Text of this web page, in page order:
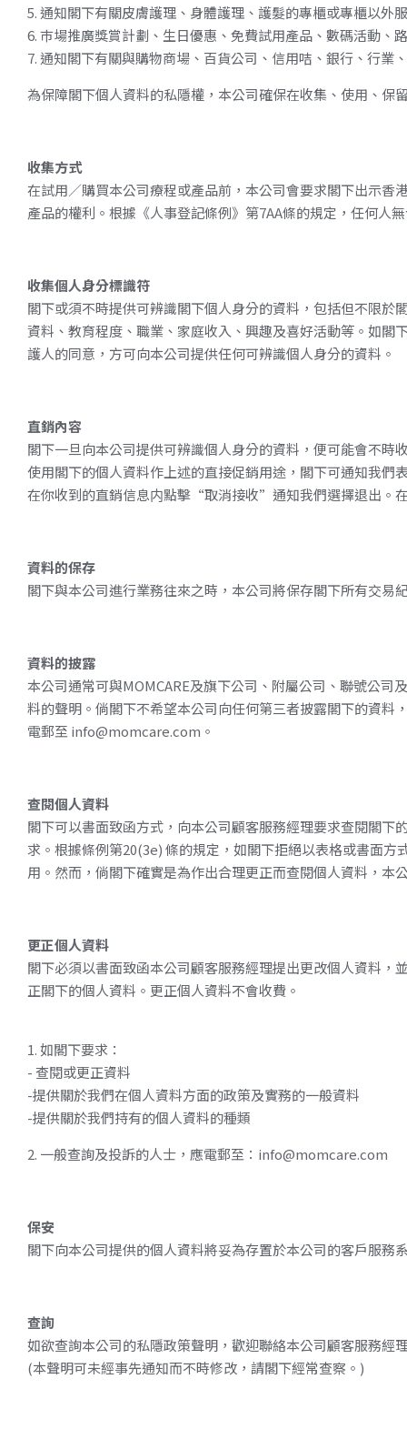
5. 通知閣下有關皮膚護理、身體護理、護髮的專櫃或專櫃以外
6. 巿場推廣獎賞計劃、生日優惠、免費試用產品、數碼活動、
7. 通知閣下有關與購物商場、百貨公司、信用咭、銀行、行
為保障閣下個人資料的私隱權，本公司確保在收集、使用、
收集方式
在試用／購買本公司療程或產品前，本公司會要求閣下出示
產品的權利。根據《人事登記條例》第7AA條的規定，任何人
收集個人身分標識符
閣下或須不時提供可辨識閣下個人身分的資料，包括但不限
資料、教育程度、職業、家庭收入、興趣及喜好活動等。如
護人的同意，方可向本公司提供任何可辨識個人身分的資料。
直銷內容
閣下一旦向本公司提供可辨識個人身分的資料，便可能會不
使用閣下的個人資料作上述的直接促銷用途，閣下可通知我們
在你收到的直銷信息内點擊 “取消接收” 通知我們選擇退出。
資料的保存
閣下與本公司進行業務往來之時，本公司將保存閣下所有交
資料的披露
本公司通常可與MOMCARE及旗下公司、附屬公司、聯號公司
料的聲明。倘閣下不希望本公司向任何第三者披露閣下的資
電郵至 info@momcare.com。
查閱個人資料
閣下可以書面致函方式，向本公司顧客服務經理要求查閱閣下
求。根據條例第20(3e)條的規定，如閣下拒絕以表格或書面方
用。然而，倘閣下確實是為作出合理更正而查閱個人資料，本
更正個人資料
閣下必須以書面致函本公司顧客服務經理提出更改個人資料，
正閣下的個人資料。更正個人資料不會收費。
1. 如閣下要求：
- 查閱或更正資料
-提供關於我們在個人資料方面的政策及實務的一般資料
-提供關於我們持有的個人資料的種類
2. 一般查詢及投訴的人士，應電郵至：info@momcare.com
保安
閣下向本公司提供的個人資料將妥為存置於本公司的客戶服務
查詢
如欲查詢本公司的私隱政策聲明，歡迎聯絡本公司顧客服務經
(本聲明可未經事先通知而不時修改，請閣下經常查察。 )